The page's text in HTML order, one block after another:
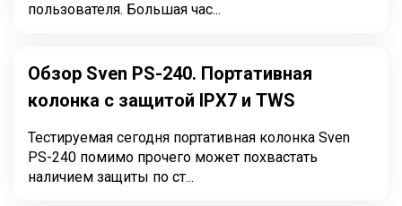
пользователя. Большая час...
Обзор Sven PS-240. Портативная
колонка с защитой IPX7 и TWS
Тестируемая сегодня портативная колонка Sven
PS-240 помимо прочего может похвастать
наличием защиты по ст...